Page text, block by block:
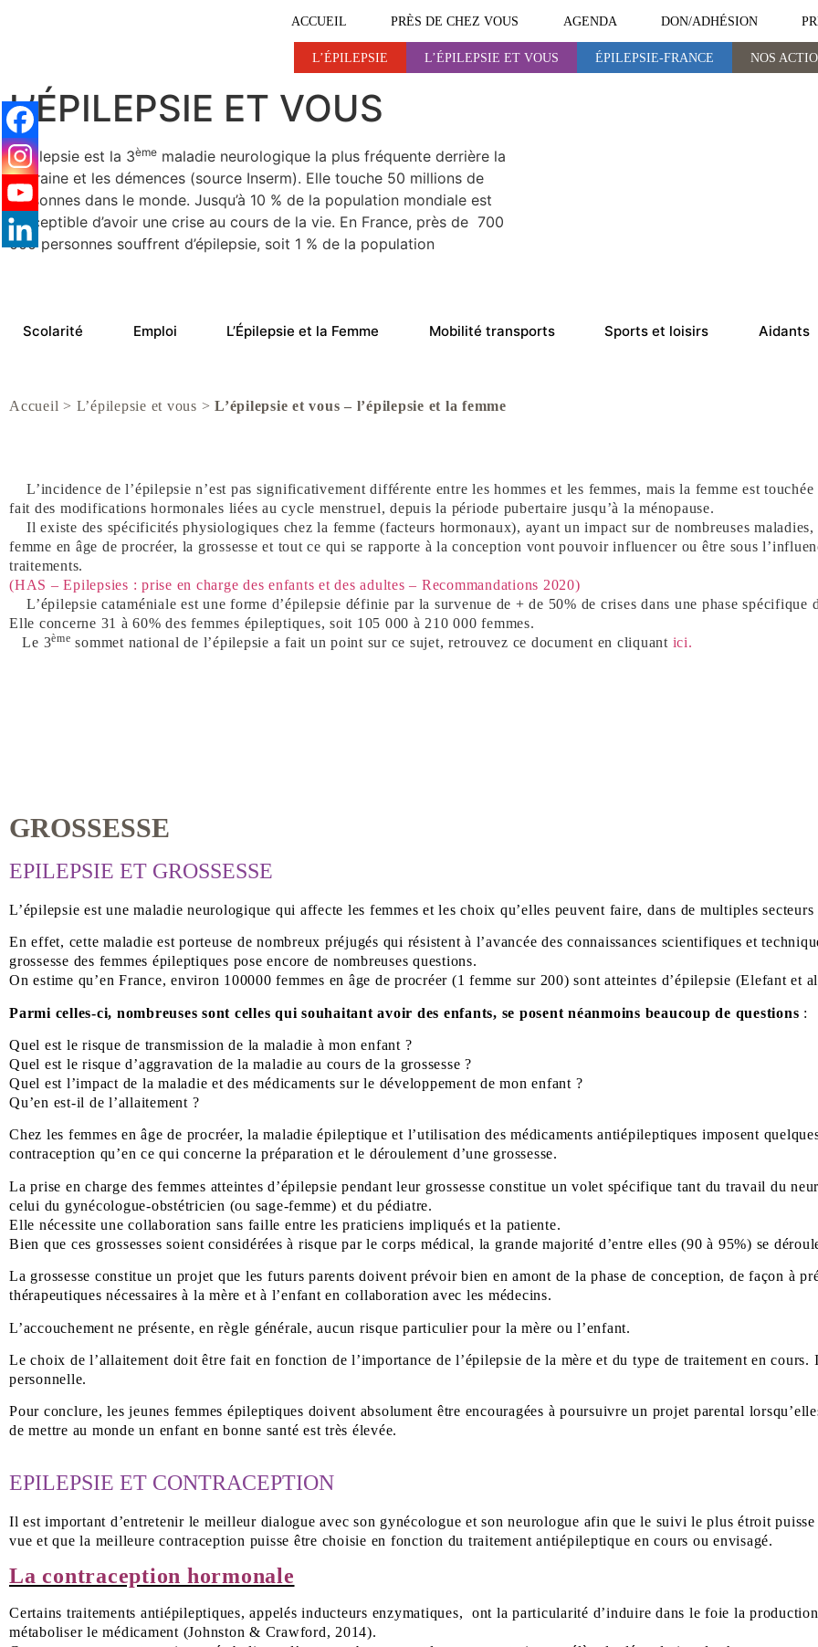
ACCUEIL PRÈS DE CHEZ VOUS AGENDA DON/ADHÉSION
L’ÉPILEPSIE L’ÉPILEPSIE ET VOUS ÉPILEPSIE-FRANCE NOS
L’ÉPILEPSIE ET VOUS ÉPILEPSIE-FRANCE NOS ACTIONS
L’ÉPILEPSIE ET VOUS
L’épilepsie est la 3ème maladie neurologique la plus fréquente derrière la
migraine et les démences (source Inserm). Elle touche 50 millions de
personnes dans le monde. Jusqu’à 10 % de la population mondiale est
susceptible d’avoir une crise au cours de la vie. En France, près de 700
000 personnes souffrent d’épilepsie, soit 1 % de la population
Scolarité Emploi L’Épilepsie et la Femme Mobilité transports Sports et loisirs Aidants
Accueil > L’épilepsie et vous > L’épilepsie et vous – l’épilepsie et la femme
L’incidence de l’épilepsie n’est pas significativement différente entre les hommes et les femmes, mais la femme est
fait des modifications hormonales liées au cycle menstruel, depuis la période pubertaire jusqu’à la ménopause.
Il existe des spécificités physiologiques chez la femme (facteurs hormonaux), ayant un impact sur de nombreuses
femme en âge de procréer, la grossesse et tout ce qui se rapporte à la conception vont pouvoir influencer ou être sous
traitements.
(HAS – Epilepsies : prise en charge des enfants et des adultes – Recommandations 2020)
L’épilepsie cataméniale est une forme d’épilepsie définie par la survenue de + de 50% de crises dans une phase spécifique
Elle concerne 31 à 60% des femmes épileptiques, soit 105 000 à 210 000 femmes.
Le 3ème sommet national de l’épilepsie a fait un point sur ce sujet, retrouvez ce document en cliquant ici.
GROSSESSE
EPILEPSIE ET GROSSESSE
L’épilepsie est une maladie neurologique qui affecte les femmes et les choix qu’elles peuvent faire, dans de multiples
En effet, cette maladie est porteuse de nombreux préjugés qui résistent à l’avancée des connaissances scientifiques et
grossesse des femmes épileptiques pose encore de nombreuses questions.
On estime qu’en France, environ 100000 femmes en âge de procréer (1 femme sur 200) sont atteintes d’épilepsie (Elefant et
Parmi celles-ci, nombreuses sont celles qui souhaitant avoir des enfants, se posent néanmoins beaucoup de questions :
Quel est le risque de transmission de la maladie à mon enfant ?
Quel est le risque d’aggravation de la maladie au cours de la grossesse ?
Quel est l’impact de la maladie et des médicaments sur le développement de mon enfant ?
Qu’en est-il de l’allaitement ?
Chez les femmes en âge de procréer, la maladie épileptique et l’utilisation des médicaments antiépileptiques imposent
contraception qu’en ce qui concerne la préparation et le déroulement d’une grossesse.
La prise en charge des femmes atteintes d’épilepsie pendant leur grossesse constitue un volet spécifique tant du travail du
celui du gynécologue-obstétricien (ou sage-femme) et du pédiatre.
Elle nécessite une collaboration sans faille entre les praticiens impliqués et la patiente.
Bien que ces grossesses soient considérées à risque par le corps médical, la grande majorité d’entre elles (90 à 95%) se
La grossesse constitue un projet que les futurs parents doivent prévoir bien en amont de la phase de conception, de façon à
thérapeutiques nécessaires à la mère et à l’enfant en collaboration avec les médecins.
L’accouchement ne présente, en règle générale, aucun risque particulier pour la mère ou l’enfant.
Le choix de l’allaitement doit être fait en fonction de l’importance de l’épilepsie de la mère et du type de traitement en cours.
personnelle.
Pour conclure, les jeunes femmes épileptiques doivent absolument être encouragées à poursuivre un projet parental
de mettre au monde un enfant en bonne santé est très élevée.
EPILEPSIE ET CONTRACEPTION
Il est important d’entretenir le meilleur dialogue avec son gynécologue et son neurologue afin que le suivi le plus étroit
vue et que la meilleure contraception puisse être choisie en fonction du traitement antiépileptique en cours ou envisagé.
La contraception hormonale
Certains traitements antiépileptiques, appelés inducteurs enzymatiques, ont la particularité d’induire dans le foie la
métaboliser le médicament (Johnston & Crawford, 2014).